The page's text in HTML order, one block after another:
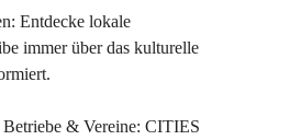
Entdecke lokale
immer über das kulturelle
& Vereine: CITIES